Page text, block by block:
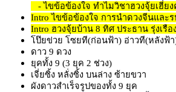
- ไขข้อข้องใจ ทำไมวิชาฮวงจุ้ยเฮี่ย
Intro ไขข้อข้องใจ การนำดวงจีนและ
Intro ฮวงจุ้ยบ้าน 8 ทิศ ประธาน รุ่งเ
โป๊ยข่วย โซยที(ก่อนฟ้า) อ่าวที(หลังฟ้
ดาว 9 ดวง
ยุคทั้ง 9 (3 ยุค 2 ช่วง)
เจี่ยซิ้ง หลั่งซิ้ง บนล่าง ซ้ายขวา
ผังดาวสำเร็จรูปของทั้ง 9 ยุค